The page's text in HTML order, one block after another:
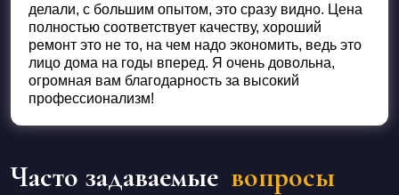
делали, с большим опытом, это сразу видно. Цена
полностью соответствует качеству, хороший
ремонт это не то, на чем надо экономить, ведь это
лицо дома на годы вперед. Я очень довольна,
огромная вам благодарность за высокий
профессионализм!
Часто задаваемые вопросы